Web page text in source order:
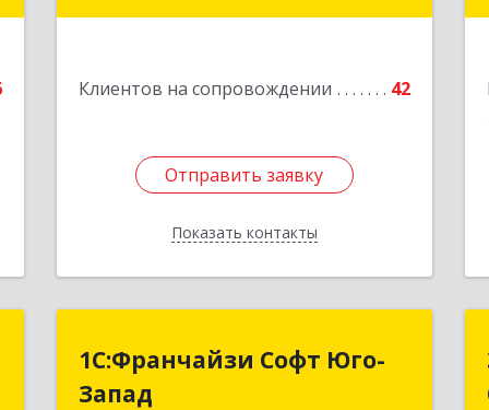
Клиентов на сопровождении 42
Отправить заявку
Показать контакты
Отправить заявку
Назад
1С:Франчайзи Софт Юго-
Запад
1С:Франчайзи Софт Юго-
Запад